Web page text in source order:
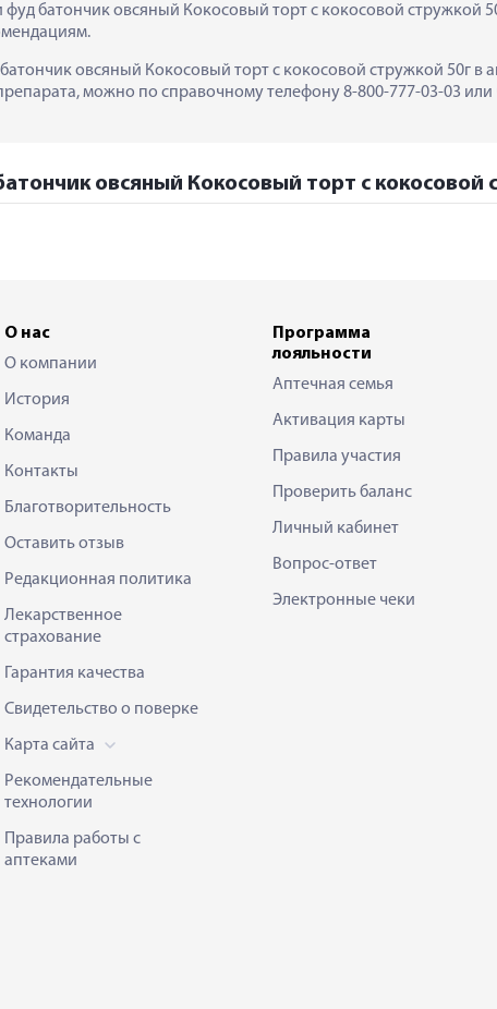
батончик овсяный Кокосовый торт с кокосовой стружкой
овсяный Кокосовый торт с кокосовой стружкой 50г в
можно по справочному телефону 8-800-777-03-03 или
овсяный Кокосовый торт с кокосовой
О нас
О компании
История
Команда
Контакты
Благотворительность
Оставить отзыв
Редакционная политика
Лекарственное
страхование
Гарантия качества
Свидетельство о поверке
Карта сайта
Рекомендательные
технологии
Правила работы с
аптеками
Программа
лояльности
Аптечная семья
Активация карты
Правила участия
Проверить баланс
Личный кабинет
Вопрос-ответ
Электронные чеки